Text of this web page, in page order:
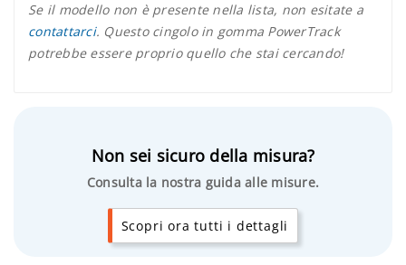
Se il modello non è presente nella lista, non esitate a
contattarci. Questo cingolo in gomma PowerTrack
potrebbe essere proprio quello che stai cercando!
Non sei sicuro della misura?
Consulta la nostra guida alle misure.
Scopri ora tutti i dettagli